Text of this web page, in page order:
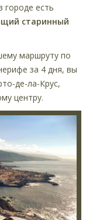
городе есть
старинный
маршруту по
за 4 дня, вы
де-ла-Крус,
центру.